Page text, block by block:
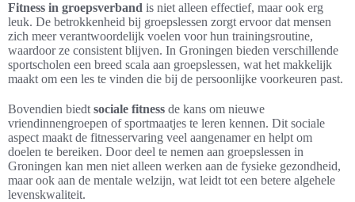
Fitness in groepsverband is niet alleen effectief, maar ook erg
leuk. De betrokkenheid bij groepslessen zorgt ervoor dat mensen
zich meer verantwoordelijk voelen voor hun trainingsroutine,
waardoor ze consistent blijven. In Groningen bieden verschillende
sportscholen een breed scala aan groepslessen, wat het makkelijk
maakt om een les te vinden die bij de persoonlijke voorkeuren past.
Bovendien biedt sociale fitness de kans om nieuwe
vriendinnengroepen of sportmaatjes te leren kennen. Dit sociale
aspect maakt de fitnesservaring veel aangenamer en helpt om
doelen te bereiken. Door deel te nemen aan groepslessen in
Groningen kan men niet alleen werken aan de fysieke gezondheid,
maar ook aan de mentale welzijn, wat leidt tot een betere algehele
levenskwaliteit.